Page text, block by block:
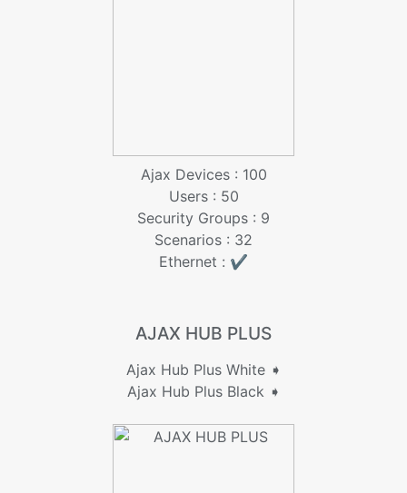
Ajax Devices : 100
Users : 50
Security Groups : 9
Scenarios : 32
Ethernet : ✔️
AJAX HUB PLUS
Ajax Hub Plus White ➧
Ajax Hub Plus Black ➧